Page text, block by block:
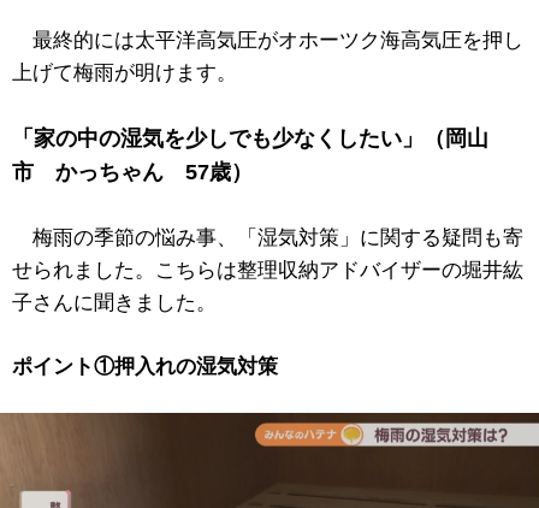
最終的には太平洋高気圧がオホーツク海高気圧を押し
上げて梅雨が明けます。
「家の中の湿気を少しでも少なくしたい」（岡山
市 かっちゃん 57歳）
梅雨の季節の悩み事、「湿気対策」に関する疑問も寄
せられました。こちらは整理収納アドバイザーの堀井紘
子さんに聞きました。
ポイント①押入れの湿気対策